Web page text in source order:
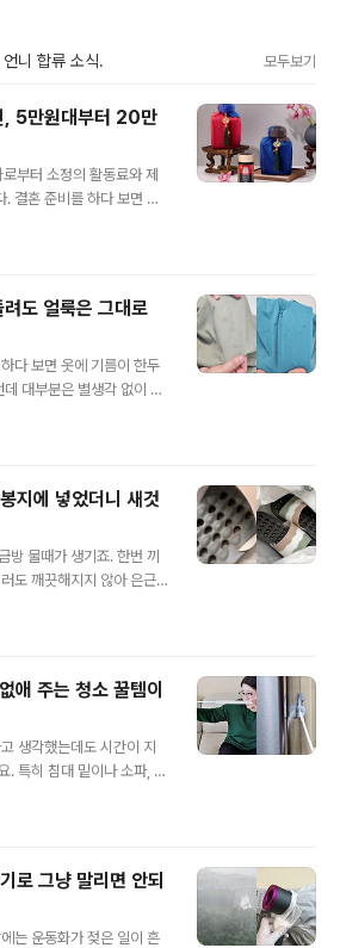
니 합류 소식. 모두보기
5만원대부터 20만
부터 소정의 활동료와 제
결혼 준비를 하다 보면 크
에요. 양가 부모님이 처음
부터 20만원 이상까지 예
물을 정리해 볼게요. 정관
, 공예품까지 다양한 선택
와 부모님의 취향에 맞춰
원 초반대 상견례선물 T
도 얼룩은 그대로
다 보면 옷에 기름이 한두
대부분은 별생각 없이 다
라서 세탁만으로는 잘 지
거 아시죠? 엄청 도드라지
룩… 기름 튄 옷을 그대로
이 스며들어 얼룩이 더 선
문제를 해결하기 위해서는
주세요. 제가 사용한 분무
지에 넣었더니 새것
방 물때가 생기죠. 한번 끼
도 깨끗해지지 않아 은근
도 번거로운데요. 오늘은
슬리퍼는 왜 물때가 잘 생
빠지도록 바닥에 구멍이 있
게 파여 있는 제품이 많아
머물고, 물때와 비누 찌
은 금방 닦이더라도 홈 안
다! 욕실 슬리퍼를 세척할
애 주는 청소 꿀템이
생각했는데도 시간이 지
. 특히 침대 밑이나 소파, 책
꿀템이 있어요. 가구 옮
고 길게 설계되어 있는데
장고 옆, 싱크대 상부장 틈
쏙 들어가요. 평소라면
밀어봤는데 생각보다 먼
로 그냥 말리면 안되
는 운동화가 젖은 일이 흔